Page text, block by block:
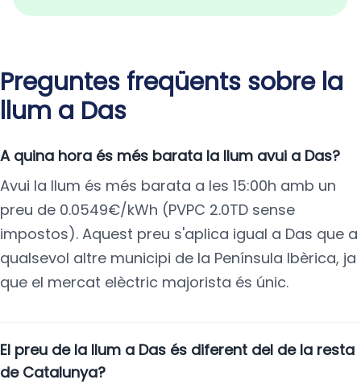
Preguntes freqüents sobre la
llum a Das
A quina hora és més barata la llum avui a Das?
Avui la llum és més barata a les 15:00h amb un
preu de 0.0549€/kWh (PVPC 2.0TD sense
impostos). Aquest preu s'aplica igual a Das que a
qualsevol altre municipi de la Península Ibèrica, ja
que el mercat elèctric majorista és únic.
El preu de la llum a Das és diferent del de la resta
de Catalunya?